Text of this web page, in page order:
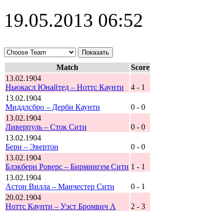
19.05.2013 06:52
Match
Score
13.02.1904
Ньюкасл Юнайтед – Ноттс Каунти
4 - 1
13.02.1904
Миддлсбро – Дерби Каунти
0 - 0
13.02.1904
Ливерпуль – Сток Сити
0 - 0
13.02.1904
Бери – Эвертон
0 - 0
13.02.1904
Блэкберн Роверс – Бирмингем Сити 1 - 1
13.02.1904
Астон Вилла – Манчестер Сити
0 - 1
20.02.1904
Ноттс Каунти – Уэст Бромвич А
2 - 3